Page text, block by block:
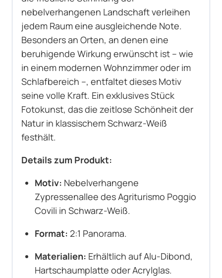
nebelverhangenen Landschaft verleihen
jedem Raum eine ausgleichende Note.
Besonders an Orten, an denen eine
beruhigende Wirkung erwünscht ist – wie
in einem modernen Wohnzimmer oder im
Schlafbereich –, entfaltet dieses Motiv
seine volle Kraft. Ein exklusives Stück
Fotokunst, das die zeitlose Schönheit der
Natur in klassischem Schwarz-Weiß
festhält.
Details zum Produkt:
Motiv: Nebelverhangene
Zypressenallee des Agriturismo Poggio
Covili in Schwarz-Weiß.
Format: 2:1 Panorama.
Materialien: Erhältlich auf Alu-Dibond,
Hartschaumplatte oder Acrylglas.